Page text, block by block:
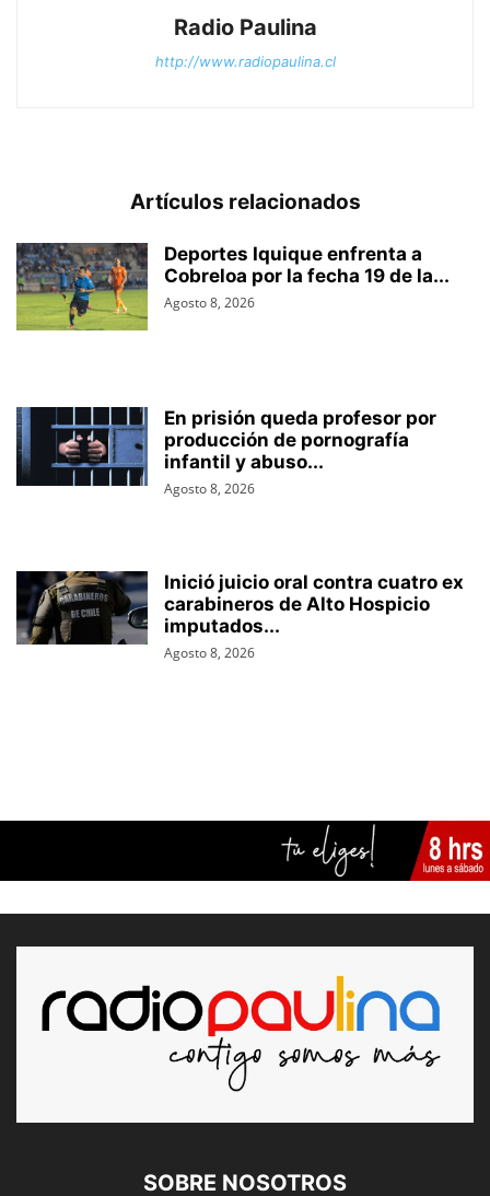
Radio Paulina
http://www.radiopaulina.cl
Artículos relacionados
Deportes Iquique enfrenta a
Cobreloa por la fecha 19 de la...
Agosto 8, 2026
En prisión queda profesor por
producción de pornografía
infantil y abuso...
Agosto 8, 2026
Inició juicio oral contra cuatro ex
carabineros de Alto Hospicio
imputados...
Agosto 8, 2026
SOBRE NOSOTROS